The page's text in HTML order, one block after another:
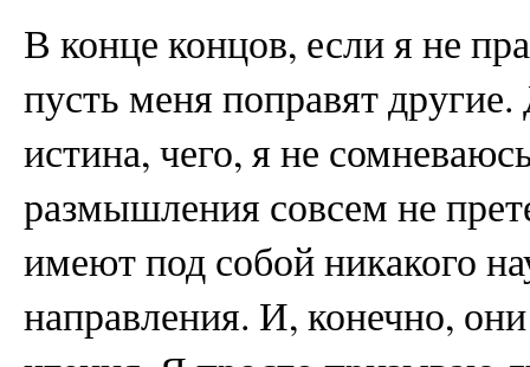
В конце концов, если я не
пусть меня поправят
истина, чего, я не
размышления совсем не
имеют под собой никакого
направления. И, конечно,